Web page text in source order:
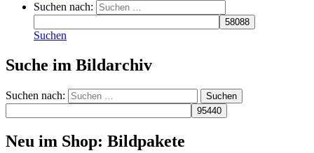
Suchen nach:
Suchen
Suche im Bildarchiv
Suchen nach:
Neu im Shop: Bildpakete